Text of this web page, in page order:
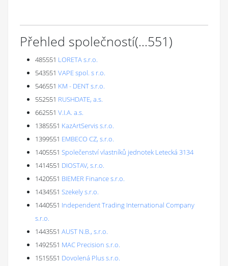
Přehled společností(...551)
485551 LORETA s.r.o.
543551 VAPE spol. s r.o.
546551 KM - DENT s.r.o.
552551 RUSHDATE, a.s.
662551 V.I.A. a.s.
1385551 KazArtServis s.r.o.
1399551 EMBECO CZ, s.r.o.
1405551 Společenství vlastníků jednotek Letecká 3134
1414551 DIOSTAV, s.r.o.
1420551 BIEMER Finance s.r.o.
1434551 Szekely s.r.o.
1440551 Independent Trading International Company
s.r.o.
1443551 AUST N.B., s.r.o.
1492551 MAC Precision s.r.o.
1515551 Dovolená Plus s.r.o.